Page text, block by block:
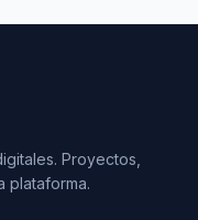
Proyectos,
plataforma.